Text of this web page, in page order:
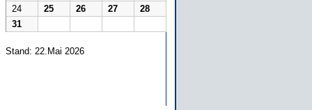
24
25 26 27
28
31
Stand: 22.Mai 2026